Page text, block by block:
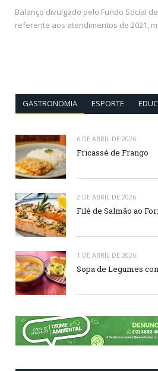
Balanço divulgado pelo Fundo Social
referente aos atendimentos de 2021,
GASTRONOMIA ESPORTE
6 DE ABRIL DE 2026
Fricassé de Frango
2 DE ABRIL DE 2026
Filé de Salmão ao
1 DE ABRIL DE 2026
Sopa de Legumes